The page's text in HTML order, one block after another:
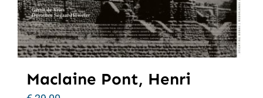
Maclaine Pont, Henri